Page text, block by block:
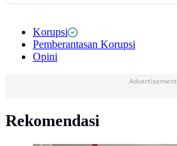
Korupsi
Pemberantasan Korupsi
Opini
Advertisement
Rekomendasi